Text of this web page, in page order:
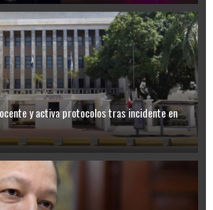
y activa protocolos tras incidente en